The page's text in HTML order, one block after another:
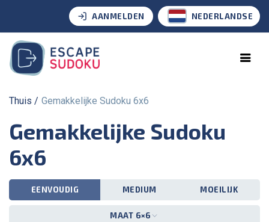
AANMELDEN NEDERLANDSE
Thuis Gemakkelijke Sudoku 6x6
Gemakkelijke Sudoku
6x6
EENVOUDIG MEDIUM MOEILIJK
MAAT 6×6